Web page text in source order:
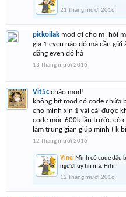
21 Tháng mười 2016
pickoilak mod ơi cho m` hỏi
gia 1 even nào đó mà cần
đăng even đó hả
13 Tháng mười 2016
Vit5c chào mod!
không bít mod có code chứa
cho mình xin 1 vài cái được
code mốc 600k lần trước có
làm trung gian giúp mình ( k
12 Tháng mười 2016
Vinci Mình có code đâu
người uy tín mà. Hihi
12 Tháng mười 2016